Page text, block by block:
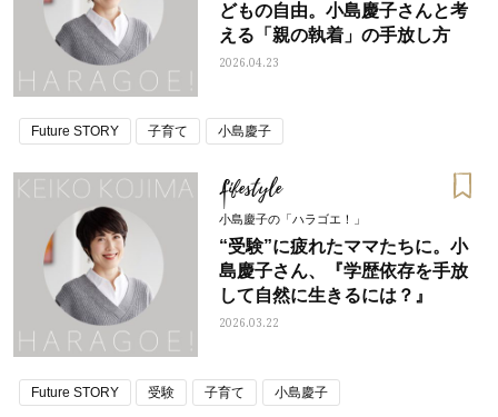
どもの自由。小島慶子さんと考
える「親の執着」の手放し方
2026.04.23
Future STORY 子育て 小島慶子
Lifestyle
小島慶子の「ハラゴエ！」
“受験”に疲れたママたちに。小
島慶子さん、『学歴依存を手放
して自然に生きるには？』
2026.03.22
Future STORY 受験 子育て 小島慶子